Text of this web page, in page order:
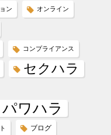
ン オンライン
コンプライアンス
セクハラ
パワハラ
ブログ